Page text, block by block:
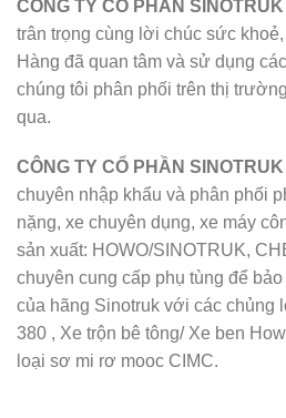
CÔNG TY CỔ PHẦN SINOTRUK
trân trọng cùng lời chúc sức
Hàng đã quan tâm và sử dụng
chúng tôi phân phối trên thị
qua.
CÔNG TY CỔ PHẦN SINOTRUK
chuyên nhập khẩu và phân phối
nặng, xe chuyên dụng, xe máy
sản xuất: HOWO/SINOTRUK,
chuyên cung cấp phụ tùng để
của hãng Sinotruk với các chủng
380 , Xe trộn bê tông/ Xe ben
loại sơ mi rơ mooc CIMC.